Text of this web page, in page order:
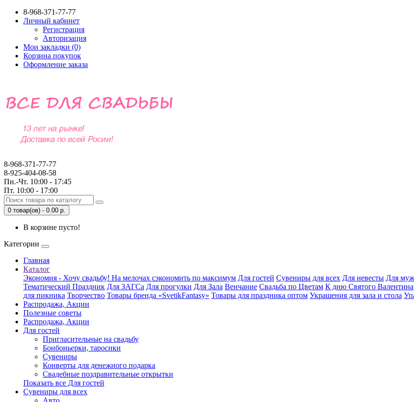
8-968-371-77-77
Личный кабинет
Регистрация
Авторизация
Мои закладки (0)
Корзина покупок
Оформление заказа
8-968-371-77-77
8-925-404-08-58
Пн.-Чт. 10:00 - 17:45
Пт. 10:00 - 17:00
0 товар(ов) - 0.00 р.
В корзине пусто!
Категории
Главная
Каталог
Экономия - Хочу свадьбу! На мелочах сэкономить по максимум Для гостей Сувениры для всех Для невесты Для
Тематический Праздник Для ЗАГСа Для прогулки Для Зала Венчание Свадьба по Цветам К дню Святого Валентина
для пикника Творчество Товары бренда «SvetikFantasy» Товары для праздника оптом Украшения для зала и стола
Распродажа, Акции
Полезные советы
Распродажа, Акции
Для гостей
Пригласительные на свадьбу
Бонбоньерки, таросики
Сувениры
Конверты для денежного подарка
Свадебные поздравительные открытки
Показать все Для гостей
Сувениры для всех
Авто